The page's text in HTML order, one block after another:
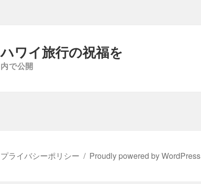
ハワイ旅行の祝福を
内で公開
プライバシーポリシー Proudly powered by WordPress